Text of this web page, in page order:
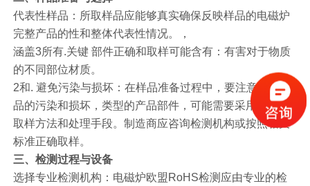
代表性样品：所取样品应能够真实确保反映样品的电磁炉
完整产品的性和整体代表性情况。，
涵盖3所有.关键 部件正确和取样可能含有：有害对于物质
的不同部位材质。
2和. 避免污染与损坏：在样品准备过程中，要注意避免样
品的污染和损坏，类型的产品部件，可能需要采用不同的
取样方法和处理手段。制造商应咨询检测机构或按照相关
标准正确取样。
三、检测过程与设备
选择专业检测机构：电磁炉欧盟RoHS检测应由专业的检